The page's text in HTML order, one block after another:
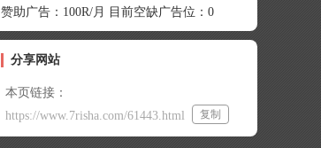
赞助广告：100R/月 目前空缺广告位：0
分享网站
本页链接：
https://www.7risha.com/61443.html
复制